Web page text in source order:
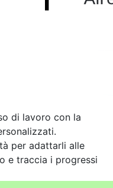
di lavoro con la
per adattarli alle
e traccia i progressi